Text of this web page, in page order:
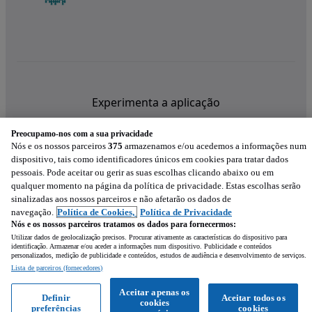
Experimenta a aplicação
Preocupamo-nos com a sua privacidade
Nós e os nossos parceiros 375 armazenamos e/ou acedemos a informações num
dispositivo, tais como identificadores únicos em cookies para tratar dados
pessoais. Pode aceitar ou gerir as suas escolhas clicando abaixo ou em
qualquer momento na página da política de privacidade. Estas escolhas serão
sinalizadas aos nossos parceiros e não afetarão os dados de
navegação. Política de Cookies, Política de Privacidade
Nós e os nossos parceiros tratamos os dados para fornecermos:
Utilizar dados de geolocalização precisos. Procurar ativamente as características do dispositivo para
identificação. Armazenar e/ou aceder a informações num dispositivo. Publicidade e conteúdos
personalizados, medição de publicidade e conteúdos, estudos de audiência e desenvolvimento de serviços.
Lista de parceiros (fornecedores)
Aceitar todos os
cookies
Aceitar apenas os
cookies
Definir
preferências